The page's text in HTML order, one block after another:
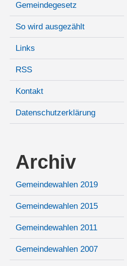
Gemeindegesetz
So wird ausgezählt
Links
RSS
Kontakt
Datenschutzerklärung
Archiv
Gemeindewahlen 2019
Gemeindewahlen 2015
Gemeindewahlen 2011
Gemeindewahlen 2007